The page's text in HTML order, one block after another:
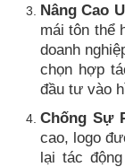
Nâng Cao
mái tôn thể
doanh
chọn hợp
đầu tư vào
Chống Sự
cao, logo
lại tác